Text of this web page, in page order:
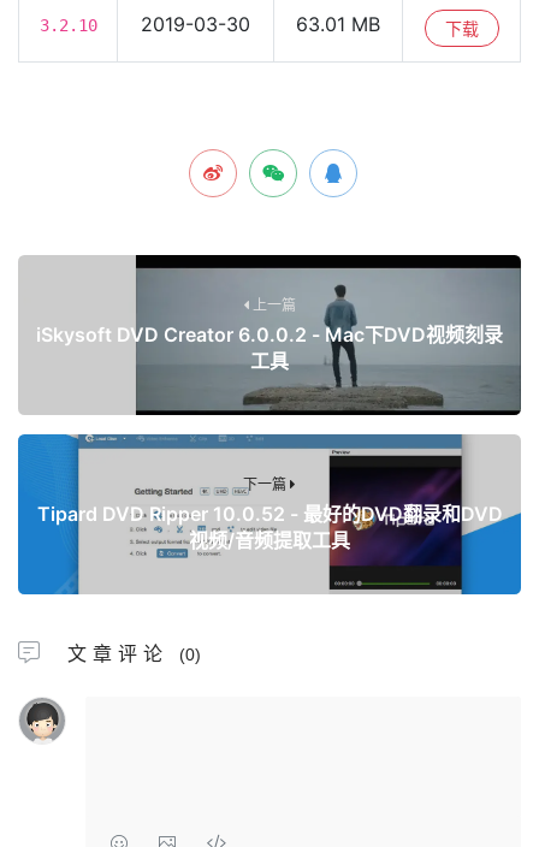
3.2.10 2019-03-30 63.01 MB 下载
上一篇
iSkysoft DVD Creator 6.0.0.2 - Mac下DVD视频刻录
工具
下一篇
Tipard DVD Ripper 10.0.52 - 最好的DVD翻录和DVD
视频/音频提取工具
文章评论 (0)